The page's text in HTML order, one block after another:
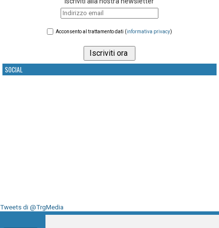
Acconsento al trattamento dati (informativa privacy)
SOCIAL
Tweets di @TrgMedia